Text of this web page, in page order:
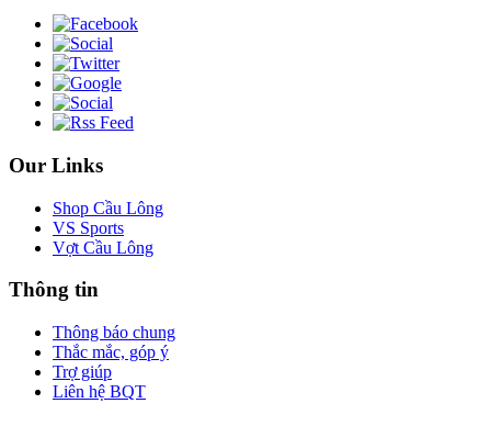
Our Links
Shop Cầu Lông
VS Sports
Vợt Cầu Lông
Thông tin
Thông báo chung
Thắc mắc, góp ý
Trợ giúp
Liên hệ BQT